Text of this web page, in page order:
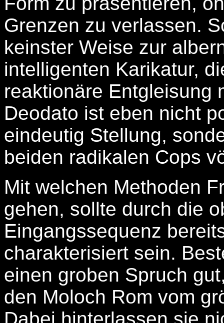
Grenzen zu verlassen.
keinster Weise zur
intelligenten Karikatur,
reaktionäre Entgleisung
Deodato ist eben nicht
eindeutig Stellung,
beiden radikalen Cops
Mit welchen Methoden
gehen, sollte durch die
Eingangssequenz
charakterisiert sein.
einen groben Spruch
den Moloch Rom vom